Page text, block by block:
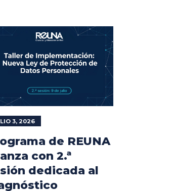
3, 2026
de REUNA
con 2.ª
dedicada al